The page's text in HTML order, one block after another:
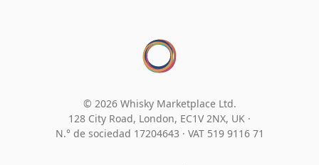
© 2026 Whisky Marketplace Ltd.
128 City Road, London, EC1V 2NX, UK ·
N.° de sociedad 17204643 · VAT 519 9116 71